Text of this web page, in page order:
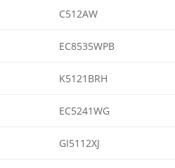
C512AW
EC8535WPB
K5121BRH
EC5241WG
GI5112XJ